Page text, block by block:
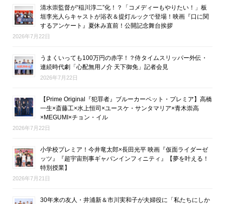
清水崇監督が“稲川淳二”化！？「コメディーもやりたい！」板
垣李光人らキャストが浴衣＆提灯ルックで登場！映画『口に関
するアンケート』夏休み直前！公開記念舞台挨拶
2026年7月22日
うまくいっても100万円の赤字！？侍タイムスリッパー外伝・
連続時代劇「心配無用ノ介 天下御免」記者会見
2026年7月22日
【Prime Original『犯罪者』ブルーカーペット・プレミア】高橋
一生×斎藤工×水上恒司×ユースケ・サンタマリア×青木崇高
×MEGUMI×チョン・イル
2026年7月22日
小学校プレミア！今井竜太郎×長田光平 映画『仮面ライダーゼ
ッツ』『超宇宙刑事ギャバンインフィニティ』【夢を叶える！
特別授業】
2026年7月21日
30年来の友人・井浦新＆市川実和子が夫婦役に「私たちにしか